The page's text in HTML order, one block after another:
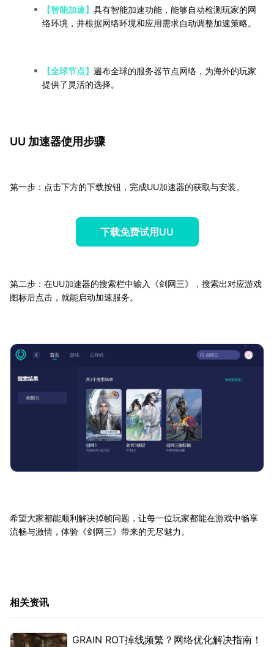
【智能加速】 具有智能加速功能，能够自动检测玩家的网
络环境，并根据网络环境和应用需求自动调整加速策略。
【全球节点】 遍布全球的服务器节点网络，为海外的玩家
提供了灵活的选择。
UU 加速器使用步骤
第一步：点击下方的下载按钮，完成UU加速器的获取与安装。
下载免费试用UU
第二步：在UU加速器的搜索栏中输入《剑网三》，搜索出对应游戏
图标后点击，就能启动加速服务。
希望大家都能顺利解决掉帧问题，让每一位玩家都能在游戏中畅享
流畅与激情，体验《剑网三》带来的无尽魅力。
相关资讯
GRAIN ROT掉线频繁？网络优化解决指南！